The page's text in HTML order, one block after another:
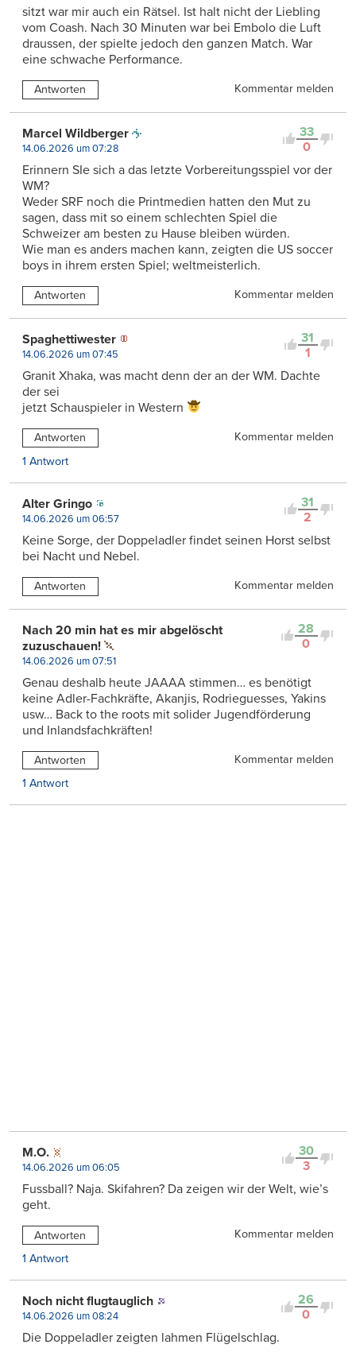
sitzt war mir auch ein Rätsel. Ist halt nicht der Liebling
vom Coash. Nach 30 Minuten war bei Embolo die Luft
draussen, der spielte jedoch den ganzen Match. War
eine schwache Performance.
Antworten Kommentar melden
33
0
Marcel Wildberger
14.06.2026 um 07:28
Erinnern SIe sich a das letzte Vorbereitungsspiel vor der
WM?
Weder SRF noch die Printmedien hatten den Mut zu
sagen, dass mit so einem schlechten Spiel die
Schweizer am besten zu Hause bleiben würden.
Wie man es anders machen kann, zeigten die US soccer
boys in ihrem ersten Spiel; weltmeisterlich.
Antworten Kommentar melden
31
1
Spaghettiwester
14.06.2026 um 07:45
Granit Xhaka, was macht denn der an der WM. Dachte
der sei
jetzt Schauspieler in Western
Antworten
Kommentar melden
1 Antwort
31
2
Alter Gringo
14.06.2026 um 06:57
Keine Sorge, der Doppeladler findet seinen Horst selbst
bei Nacht und Nebel.
Antworten Kommentar melden
28
0
Nach 20 min hat es mir abgelöscht
zuzuschauen!
14.06.2026 um 07:51
Genau deshalb heute JAAAA stimmen… es benötigt
keine Adler-Fachkräfte, Akanjis, Rodrieguesses, Yakins
usw… Back to the roots mit solider Jugendförderung
und Inlandsfachkräften!
Antworten
Kommentar melden
1 Antwort
30
3
M.O.
14.06.2026 um 06:05
Fussball? Naja. Skifahren? Da zeigen wir der Welt, wie’s
geht.
Antworten
Kommentar melden
1 Antwort
26
0
Noch nicht flugtauglich
14.06.2026 um 08:24
Die Doppeladler zeigten lahmen Flügelschlag.